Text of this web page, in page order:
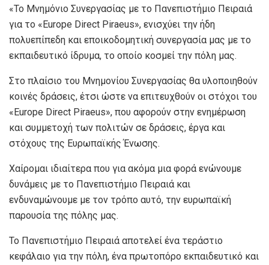
«Το Μνημόνιο Συνεργασίας με το Πανεπιστήμιο Πειραιά
για το «Europe Direct Piraeus», ενισχύει την ήδη
πολυεπίπεδη και εποικοδομητική συνεργασία μας με το
εκπαιδευτικό ίδρυμα, το οποίο κοσμεί την πόλη μας.
Στο πλαίσιο του Μνημονίου Συνεργασίας θα υλοποιηθούν
κοινές δράσεις, έτσι ώστε να επιτευχθούν οι στόχοι του
«Europe Direct Piraeus», που αφορούν στην ενημέρωση
και συμμετοχή των πολιτών σε δράσεις, έργα και
στόχους της Ευρωπαϊκής Ένωσης.
Χαίρομαι ιδιαίτερα που για ακόμα μια φορά ενώνουμε
δυνάμεις με το Πανεπιστήμιο Πειραιά και
ενδυναμώνουμε με τον τρόπο αυτό, την ευρωπαϊκή
παρουσία της πόλης μας.
Το Πανεπιστήμιο Πειραιά αποτελεί ένα τεράστιο
κεφάλαιο για την πόλη, ένα πρωτοπόρο εκπαιδευτικό και